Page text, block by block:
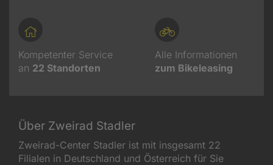
Kompetenter Service
an 22 Standorten
Alle Informationen
zum Bikeleasing
Über Zweirad Stadler
Zweirad-Center Stadler ist mit insgesamt 22
Filialen in Deutschland und Österreich für Sie